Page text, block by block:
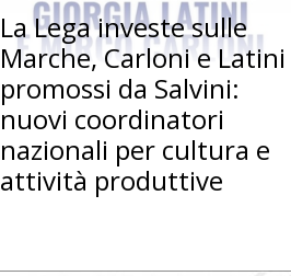
La Lega investe sulle
Marche, Carloni e Latini
promossi da Salvini:
nuovi coordinatori
nazionali per cultura e
attività produttive